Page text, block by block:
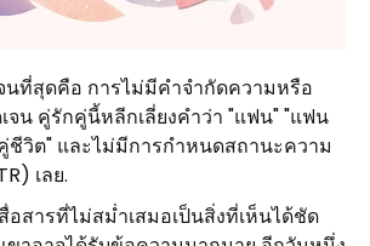
นที่สุดคือ การไม่มีคำจำกัดความหรือ
จน คู่รักคู่นี้หลีกเลี่ยงคำว่า "แฟน" "แฟน
ชีวิต" และไม่มีการกำหนดสถานะความ
เลย.
อสารที่ไม่สม่ำเสมอเป็นสิ่งที่เห็นได้ชัด